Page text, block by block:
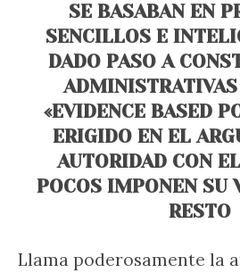
SE BASABAN EN
SENCILLOS E
DADO PASO A
«EVIDENCE BASED
ERIGIDO EN EL
AUTORIDAD CON
POCOS IMPONEN SU
RESTO
Llama poderosamente la